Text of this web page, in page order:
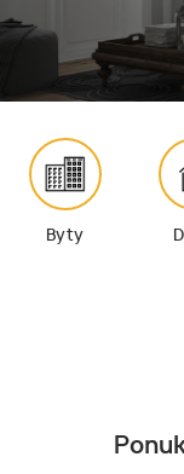
Byty